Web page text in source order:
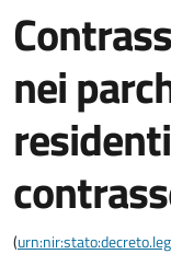
nei
(